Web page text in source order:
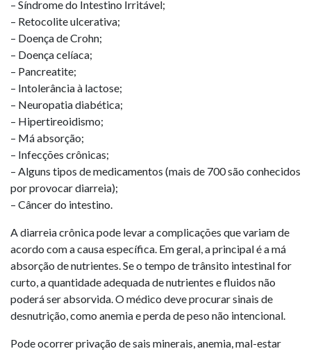
– Síndrome do Intestino Irritável;
– Retocolite ulcerativa;
– Doença de Crohn;
– Doença celíaca;
– Pancreatite;
– Intolerância à lactose;
– Neuropatia diabética;
– Hipertireoidismo;
– Má absorção;
– Infecções crônicas;
– Alguns tipos de medicamentos (mais de 700 são conhecidos
por provocar diarreia);
– Câncer do intestino.
A diarreia crônica pode levar a complicações que variam de
acordo com a causa específica. Em geral, a principal é a má
absorção de nutrientes. Se o tempo de trânsito intestinal for
curto, a quantidade adequada de nutrientes e fluidos não
poderá ser absorvida. O médico deve procurar sinais de
desnutrição, como anemia e perda de peso não intencional.
Pode ocorrer privação de sais minerais, anemia, mal-estar